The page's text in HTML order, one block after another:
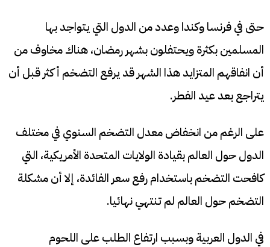
حتى في فرنسا وكندا وعدد من الدول التي يتواجد بها
المسلمين بكثرة ويحتفلون بشهر رمضان، هناك مخاوف من
أن انفاقهم المتزايد هذا الشهر قد يرفع التضخم أكثر قبل أن
يتراجع بعد عيد الفطر.
على الرغم من انخفاض معدل التضخم السنوي في مختلف
الدول حول العالم بقيادة الولايات المتحدة الأمريكية، التي
كافحت التضخم باستخدام رفع سعر الفائدة، إلا أن مشكلة
التضخم حول العالم لم تنتهي نهائيا.
في الدول العربية وبسبب ارتفاع الطلب على اللحوم